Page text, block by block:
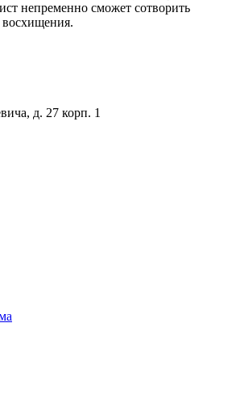
непременно сможет сотворить
д. 27 корп. 1